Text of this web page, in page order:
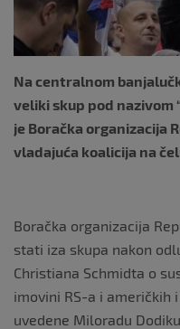
Na centralnom
veliki skup pod nazivom
je Boračka organizacija
vladajuća koalicija na
Boračka organizacija
stati iza skupa nakon
Christiana Schmidta o
imovini RS-a i američkih
uvedene Miloradu